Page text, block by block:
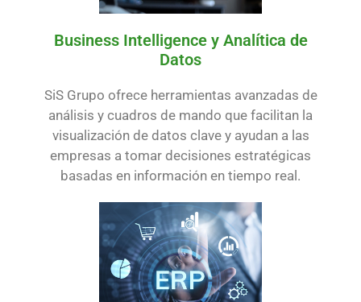
Business Intelligence y Analítica de
Datos
SiS Grupo ofrece herramientas avanzadas de
análisis y cuadros de mando que facilitan la
visualización de datos clave y ayudan a las
empresas a tomar decisiones estratégicas
basadas en información en tiempo real.